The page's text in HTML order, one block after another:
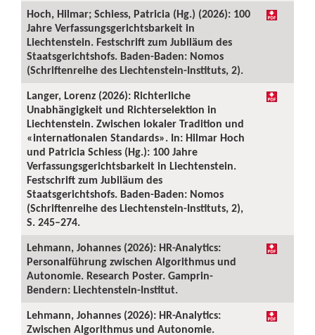
Hoch, Hilmar; Schiess, Patricia (Hg.) (2026): 100
Jahre Verfassungsgerichtsbarkeit in
Liechtenstein. Festschrift zum Jubiläum des
Staatsgerichtshofs. Baden-Baden: Nomos
(Schriftenreihe des Liechtenstein-Instituts, 2).
Langer, Lorenz (2026): Richterliche
Unabhängigkeit und Richterselektion in
Liechtenstein. Zwischen lokaler Tradition und
«internationalen Standards». In: Hilmar Hoch
und Patricia Schiess (Hg.): 100 Jahre
Verfassungsgerichtsbarkeit in Liechtenstein.
Festschrift zum Jubiläum des
Staatsgerichtshofs. Baden-Baden: Nomos
(Schriftenreihe des Liechtenstein-Instituts, 2),
S. 245–274.
Lehmann, Johannes (2026): HR-Analytics:
Personalführung zwischen Algorithmus und
Autonomie. Research Poster. Gamprin-
Bendern: Liechtenstein-Institut.
Lehmann, Johannes (2026): HR-Analytics:
Zwischen Algorithmus und Autonomie.